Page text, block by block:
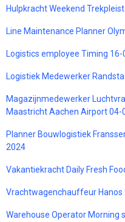
Hulpkracht Weekend
Line Maintenance Planner
Logistics employee Timing
Logistiek Medewerker
Magazijnmedewerker
Maastricht Aachen Airport 04-
Planner Bouwlogistiek
2024
Vakantiekracht Daily Fresh
Vrachtwagenchauffeur Hanos
Warehouse Operator Morning